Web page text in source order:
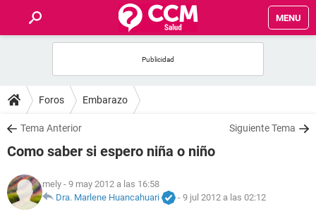
MENU
FOROS
SALUD
NUTRICIÓN
Foros Embarazo
Tema Anterior Siguiente Tema
Como saber si espero niña o niño
mely - 9 may 2012 a las 16:58
Dra. Marlene Huancahuari
- 9 jul 2012 a las 02:12